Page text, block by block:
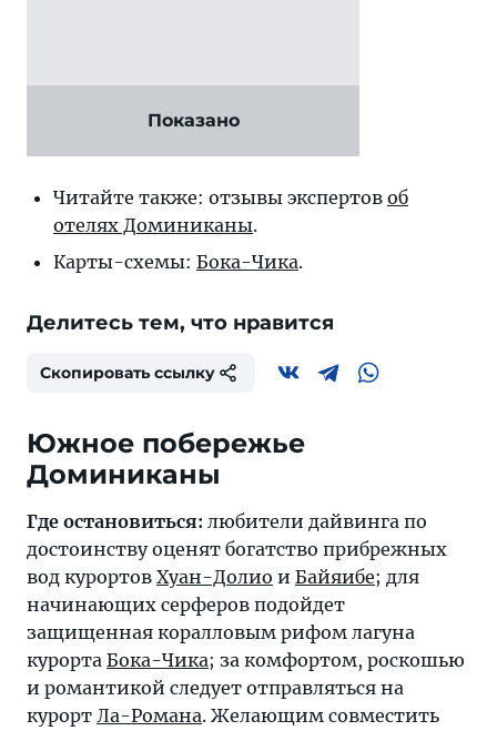
Показано
Читайте также: отзывы экспертов об
отелях Доминиканы.
Карты-схемы: Бока-Чика.
Делитесь тем, что нравится
Скопировать ссылку
Южное побережье
Доминиканы
Где остановиться: любители дайвинга по
достоинству оценят богатство прибрежных
вод курортов Хуан-Долио и Байяибе; для
начинающих серферов подойдет
защищенная коралловым рифом лагуна
курорта Бока-Чика; за комфортом, роскошью
и романтикой следует отправляться на
курорт Ла-Романа. Желающим совместить